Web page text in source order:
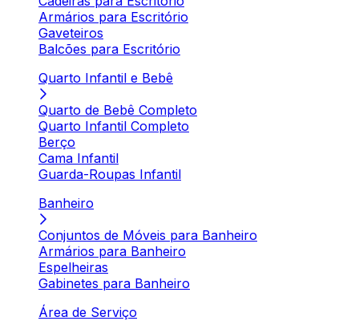
Armários para Escritório
Gaveteiros
Balcões para Escritório
Quarto Infantil e Bebê
Quarto de Bebê Completo
Quarto Infantil Completo
Berço
Cama Infantil
Guarda-Roupas Infantil
Banheiro
Conjuntos de Móveis para Banheiro
Armários para Banheiro
Espelheiras
Gabinetes para Banheiro
Área de Serviço